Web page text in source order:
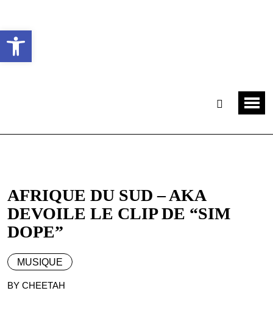
Ouvrir la barre d’outils
AFRIQUE DU SUD – AKA
DEVOILE LE CLIP DE “SIM
DOPE”
MUSIQUE
BY CHEETAH